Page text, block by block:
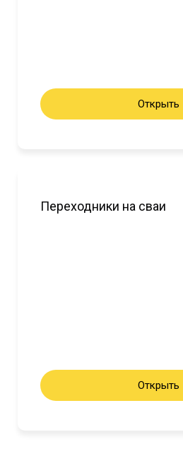
Открыть
Переходники на сваи
Открыть